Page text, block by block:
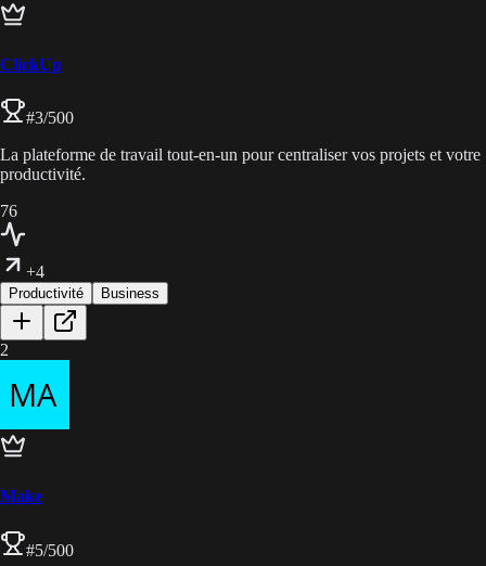
ClickUp
#3/500
La plateforme de travail tout-en-un pour centraliser vos projets et votre
productivité.
76
+4
Productivité Business
2
Make
#5/500